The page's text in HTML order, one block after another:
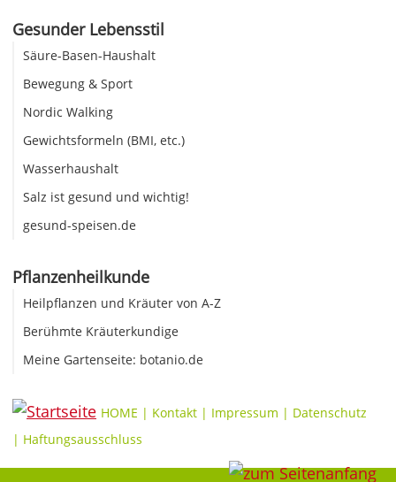
Gesunder Lebensstil
Säure-Basen-Haushalt
Bewegung & Sport
Nordic Walking
Gewichtsformeln (BMI, etc.)
Wasserhaushalt
Salz ist gesund und wichtig!
gesund-speisen.de
Pflanzenheilkunde
Heilpflanzen und Kräuter von A-Z
Berühmte Kräuterkundige
Meine Gartenseite: botanio.de
HOME | Kontakt | Impressum | Datenschutz
| Haftungsausschluss